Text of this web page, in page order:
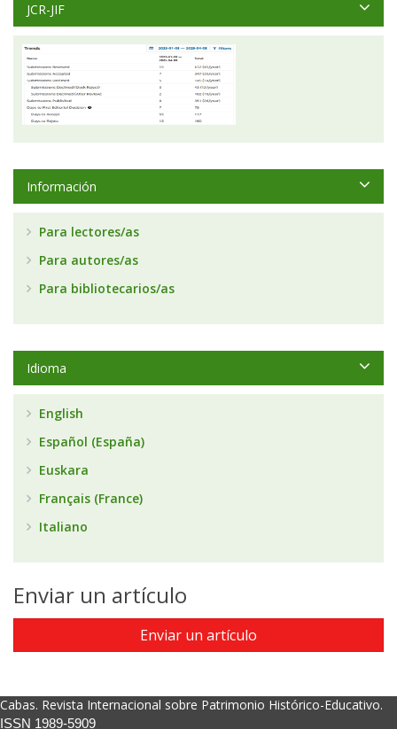
JCR-JIF
Información
Para lectores/as
Para autores/as
Para bibliotecarios/as
Idioma
English
Español (España)
Euskara
Français (France)
Italiano
Enviar un artículo
Enviar un artículo
Cabas. Revista Internacional sobre Patrimonio Histórico-Educativo.
ISSN 1989-5909